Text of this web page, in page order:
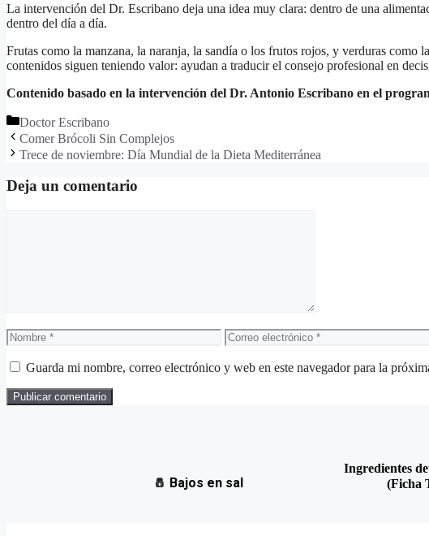
La intervención del Dr. Escribano deja una idea muy clara: dentro de una
dentro del día a día.
Frutas como la manzana, la naranja, la sandía o los frutos rojos, y verduras como
contenidos siguen teniendo valor: ayudan a traducir el consejo profesional en
Contenido basado en la intervención del Dr. Antonio Escribano en el
Doctor Escribano
Comer Brócoli Sin Complejos
Trece de noviembre: Día Mundial de la Dieta Mediterránea
Deja un comentario
Guarda mi nombre, correo electrónico y web en este navegador para la
🧂 Bajos en sal
Ingredientes
(Ficha